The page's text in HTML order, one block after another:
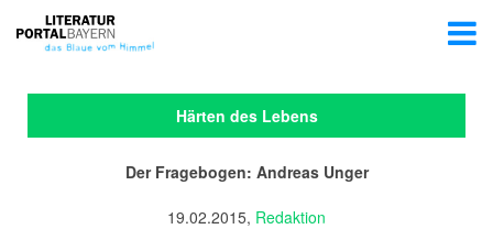
Härten des Lebens
Der Fragebogen: Andreas Unger
19.02.2015, Redaktion